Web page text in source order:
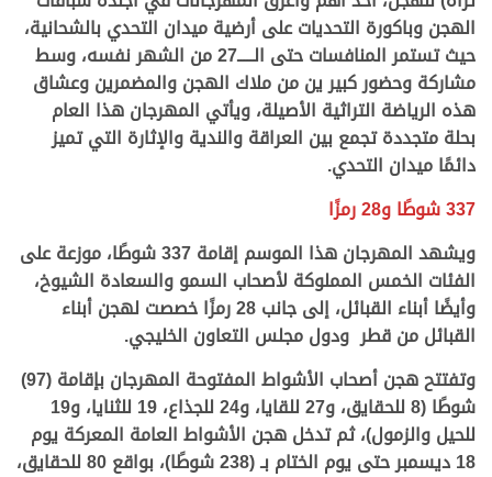
الهجن وباكورة التحديات على أرضية ميدان التحدي بالشحانية،
حيث تستمر المنافسات حتى الـــــ27 من الشهر نفسه، وسط
مشاركة وحضور كبير ين من ملاك الهجن والمضمرين وعشاق
هذه الرياضة التراثية الأصيلة، ويأتي المهرجان هذا العام
بحلة متجددة تجمع بين العراقة والندية والإثارة التي تميز
دائمًا ميدان التحدي.
337 شوطًا و28 رمزًا
ويشهد المهرجان هذا الموسم إقامة 337 شوطًا، موزعة على
الفئات الخمس المملوكة لأصحاب السمو والسعادة الشيوخ،
وأيضًا أبناء القبائل، إلى جانب 28 رمزًا خصصت لهجن أبناء
القبائل من قطر ودول مجلس التعاون الخليجي.
وتفتتح هجن أصحاب الأشواط المفتوحة المهرجان بإقامة (97)
شوطًا (8 للحقايق، و27 للقايا، و24 للجذاع، 19 للثنايا، و19
للحيل والزمول)، ثم تدخل هجن الأشواط العامة المعركة يوم
18 ديسمبر حتى يوم الختام بـ (238 شوطًا)، بواقع 80 للحقايق،